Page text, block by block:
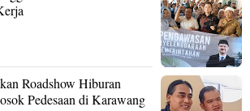
Roadshow Hiburan
Pedesaan di Karawang